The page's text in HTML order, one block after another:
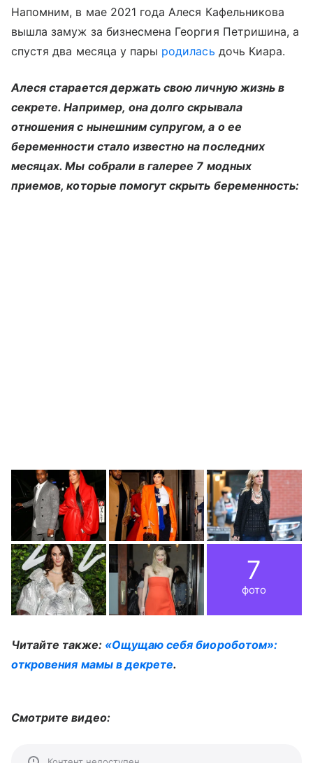
Напомним, в мае 2021 года Алеся Кафельникова
вышла замуж за бизнесмена Георгия Петришина, а
спустя два месяца у пары родилась дочь Киара.
Алеся старается держать свою личную жизнь в
секрете. Например, она долго скрывала
отношения с нынешним супругом, а о ее
беременности стало известно на последних
месяцах. Мы собрали в галерее 7 модных
приемов, которые помогут скрыть беременность:
7
фото
Читайте также: «Ощущаю себя биороботом»:
откровения мамы в декрете.
Смотрите видео: